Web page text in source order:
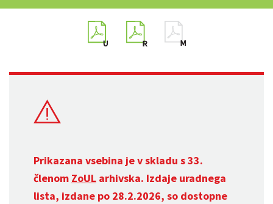
Prikazana vsebina je v skladu s 33.
členom ZoUL arhivska. Izdaje uradnega
lista, izdane po 28.2.2026, so dostopne